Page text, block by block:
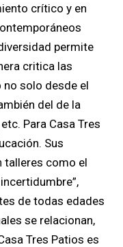
crítico y en
permite
critica las
solo desde el
del de la
Para Casa Tres
. Sus
talleres como el
de todas edades
se relacionan,
Tres Patios es